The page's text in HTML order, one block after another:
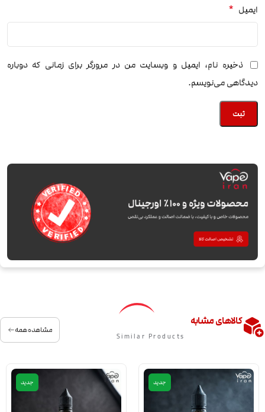
ایمیل *
ذخیره نام، ایمیل و وبسایت من در مرورگر برای زمانی که دوباره
دیدگاهی می‌نویسم.
کالاهای مشابه
Similar Products
مشاهده همه
جدید جدید